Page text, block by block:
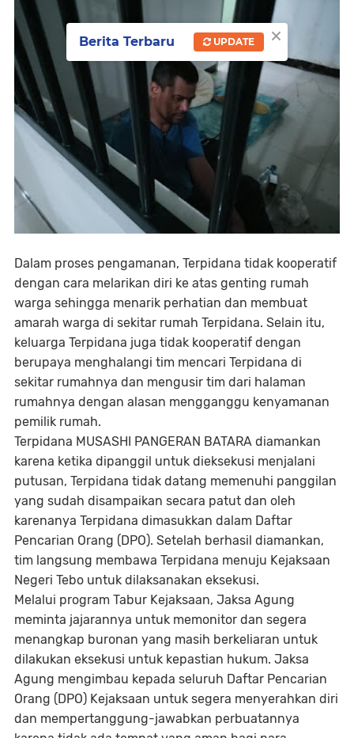
Dalam proses pengamanan, Terpidana tidak kooperatif
dengan cara melarikan diri ke atas genting rumah
warga sehingga menarik perhatian dan membuat
amarah warga di sekitar rumah Terpidana. Selain itu,
keluarga Terpidana juga tidak kooperatif dengan
berupaya menghalangi tim mencari Terpidana di
sekitar rumahnya dan mengusir tim dari halaman
rumahnya dengan alasan mengganggu kenyamanan
pemilik rumah.
Terpidana MUSASHI PANGERAN BATARA diamankan
karena ketika dipanggil untuk dieksekusi menjalani
putusan, Terpidana tidak datang memenuhi panggilan
yang sudah disampaikan secara patut dan oleh
karenanya Terpidana dimasukkan dalam Daftar
Pencarian Orang (DPO). Setelah berhasil diamankan,
tim langsung membawa Terpidana menuju Kejaksaan
Negeri Tebo untuk dilaksanakan eksekusi.
Melalui program Tabur Kejaksaan, Jaksa Agung
meminta jajarannya untuk memonitor dan segera
menangkap buronan yang masih berkeliaran untuk
dilakukan eksekusi untuk kepastian hukum. Jaksa
Agung mengimbau kepada seluruh Daftar Pencarian
Orang (DPO) Kejaksaan untuk segera menyerahkan diri
dan mempertanggung-jawabkan perbuatannya
×
Berita Terbaru UPDATE